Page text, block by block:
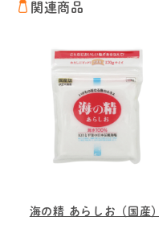
関連商品
海の精 あらしお（国産）